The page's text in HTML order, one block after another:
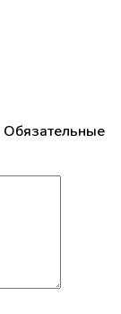
Обязательные